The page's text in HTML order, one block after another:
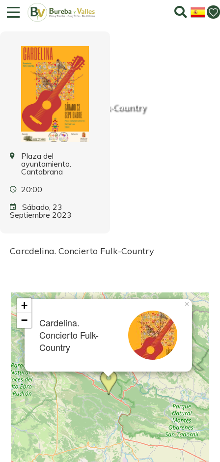
Cardelina. Concierto Fulk-Country
Plaza del
ayuntamiento.
Cantabrana
20:00
Sábado, 23
Septiembre 2023
Carcdelina. Concierto Fulk-Country
Cardelina.
Concierto Fulk-
Country
×
+
−